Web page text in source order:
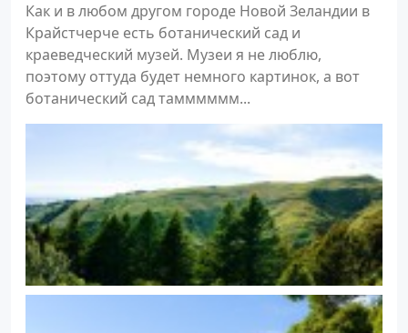
Как и в любом другом городе Новой Зеландии в
Крайстчерче есть ботанический сад и
краеведческий музей. Музеи я не люблю,
поэтому оттуда будет немного картинок, а вот
ботанический сад тамммммм...